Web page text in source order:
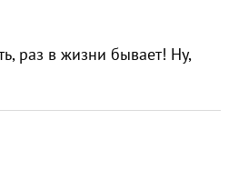
раз в жизни бывает! Ну,